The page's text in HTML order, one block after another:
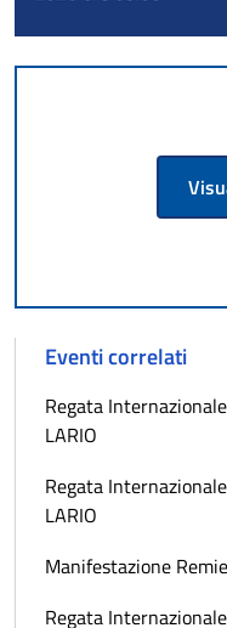
Eventi correlati
Regata
LARIO
Regata
LARIO
Manifestazione
Regata